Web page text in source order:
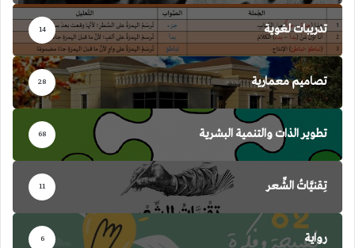
تدريبات لغوية 14
تصاميم معمارية 28
تطوير الذات والتنمية البشرية 68
تِقنيَّاتُ الشِّعر 11
رواية 6